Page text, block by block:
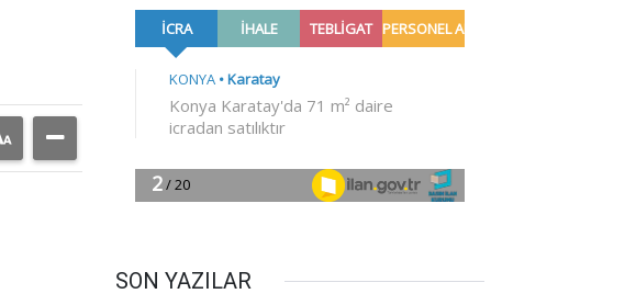
SON YAZILAR